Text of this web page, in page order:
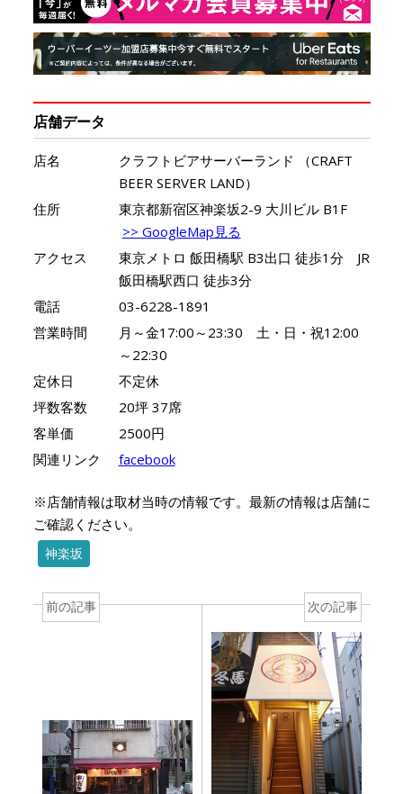
店舗データ
店名
クラフトビアサーバーランド （CRAFT
BEER SERVER LAND）
住所
東京都新宿区神楽坂2-9 大川ビル B1F
>> GoogleMap見る
アクセス
東京メトロ 飯田橋駅 B3出口 徒歩1分 JR
飯田橋駅西口 徒歩3分
電話
03-6228-1891
営業時間
月～金17:00～23:30 土・日・祝12:00
～22:30
定休日
不定休
坪数客数
20坪 37席
客単価
2500円
関連リンク
facebook
※店舗情報は取材当時の情報です。最新の情報は店舗に
ご確認ください。
神楽坂
前の記事 次の記事